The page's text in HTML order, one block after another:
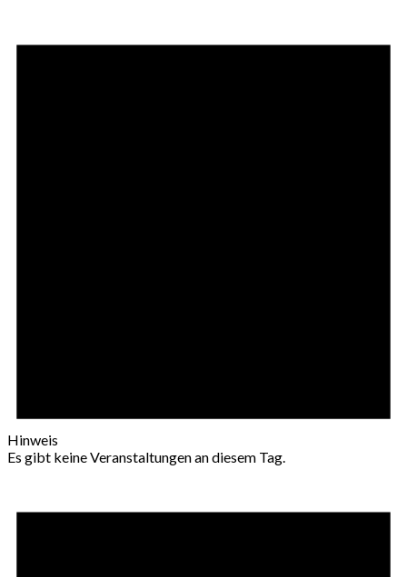
Hinweis
Es gibt keine Veranstaltungen an diesem Tag.